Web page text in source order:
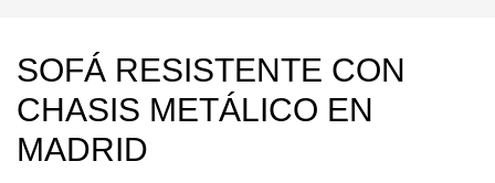
SOFÁ RESISTENTE CON
CHASIS METÁLICO EN
MADRID